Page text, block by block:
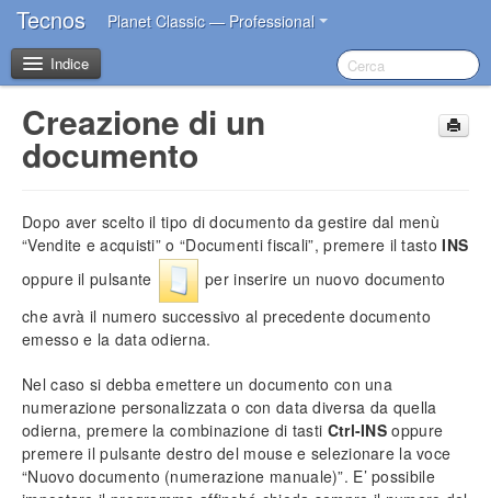
Tecnos Planet Classic — Professional
Indice
Benvenuto
Introduzione
Impostazioni iniziali
Installazione del software
Account Tecnos
Inserimento dati aziendali
Inserimento operatori base
Impostazione sconti in acquisto
Impostazione blocco prezzi
Creazione di un
documento
Dopo aver scelto il tipo di documento da gestire dal menù
“Vendite e acquisti” o “Documenti fiscali”, premere il tastoINS
oppure il pulsante
per inserire un nuovo documento
che avrà il numero successivo al precedente documento
emesso e la data odierna.
Nel caso si debba emettere un documento con una
numerazione personalizzata o con data diversa da quella
odierna, premere la combinazione di tasti Ctrl-INS oppure
premere il pulsante destro del mouse e selezionare la voce
“Nuovo documento (numerazione manuale)”. E’ possibile